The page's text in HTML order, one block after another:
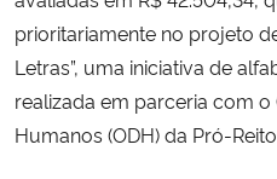
Controladoria-Geral da União
Ministério da Mulher, da Família e dos
prioritariamente no projeto
Letras”, uma iniciativa de
realizada em parceria com
Humanos (ODH) da Pró-